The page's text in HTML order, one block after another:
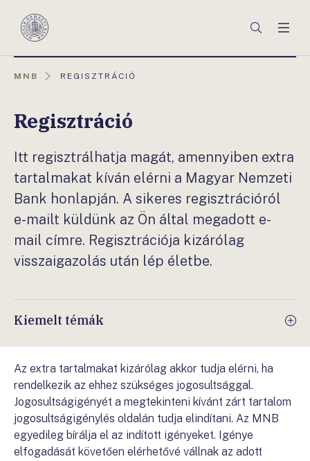
Magyar
Keresés
MNB
AKTUÁLIS
REGISZTRÁCIÓ
Regisztráció
Itt regisztrálhatja magát, amennyiben extra
tartalmakat kíván elérni a Magyar Nemzeti
Bank honlapján. A sikeres regisztrációról
e-mailt küldünk az Ön által megadott e-
mail címre. Regisztrációja kizárólag
visszaigazolás után lép életbe.
Kiemelt témák
Az extra tartalmakat kizárólag akkor tudja elérni, ha
rendelkezik az ehhez szükséges jogosultsággal.
Jogosultságigényét a megtekinteni kívánt zárt tartalom
jogosultságigénylés oldalán tudja elindítani. Az MNB
egyedileg bírálja el az indított igényeket. Igénye
elfogadását követően elérhetővé vállnak az adott